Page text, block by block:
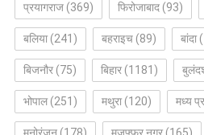
प्रयागराज(369) फिरोजाबाद(93)
बलिया(241) बहराइच(89) बांदा
बिजनौर(75) बिहार(1181)
भोपाल(251) मथुरा(120) मध्य